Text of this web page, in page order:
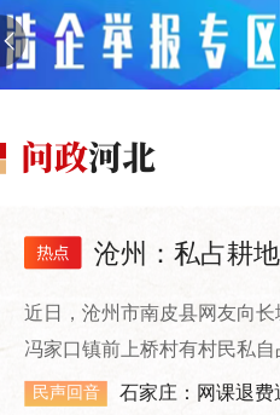
沧州：私占耕
近日，沧州市南皮县网友向
冯家口镇前上桥村有村民私
房。
民声回音 石家庄：网课退费